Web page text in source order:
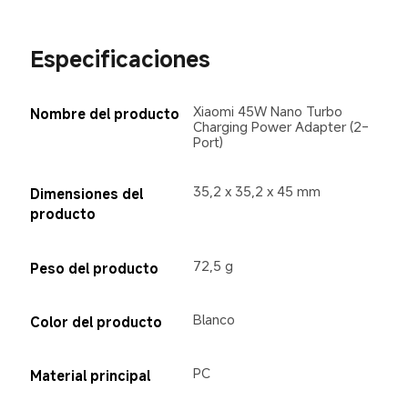
Especificaciones
Nombre del producto
Xiaomi 45W Nano Turbo
Charging Power Adapter (2-
Port)
Dimensiones del
producto
35,2 x 35,2 x 45 mm
Peso del producto 72,5 g
Color del producto Blanco
Material principal PC